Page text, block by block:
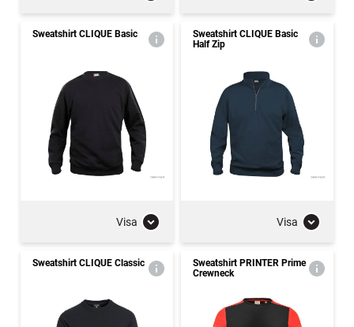
Sweatshirt CLIQUE Basic
Visa
Sweatshirt CLIQUE Basic
Half Zip
Visa
Sweatshirt CLIQUE Classic
Sweatshirt PRINTER Prime
Crewneck